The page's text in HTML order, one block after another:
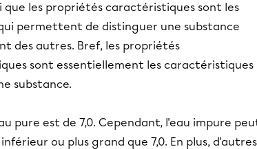
que les propriétés caractéristiques sont les
permettent de distinguer une substance
des autres. Bref, les propriétés
sont essentiellement les caractéristiques
substance.
pure est de 7,0. Cependant, l'eau impure
ou plus grand que 7,0. En plus, d'autres